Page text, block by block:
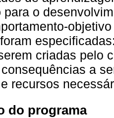
para o
criadas pelo
a
recursos
do programa